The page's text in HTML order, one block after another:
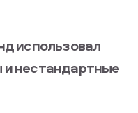
использовал
нестандартные